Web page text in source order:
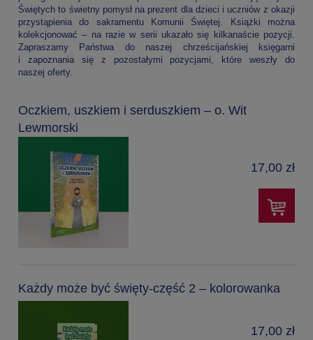
Świętych to świetny pomysł na prezent dla dzieci i uczniów z okazji
przystąpienia do sakramentu Komunii Świętej. Książki można
kolekcjonować – na razie w serii ukazało się kilkanaście pozycji.
Zapraszamy Państwa do naszej chrześcijańskiej księgarni
i zapoznania się z pozostałymi pozycjami, które weszły do
naszej oferty.
Oczkiem, uszkiem i serduszkiem – o. Wit
Lewmorski
17,00 zł
Każdy może być święty-część 2 – kolorowanka
17,00 zł